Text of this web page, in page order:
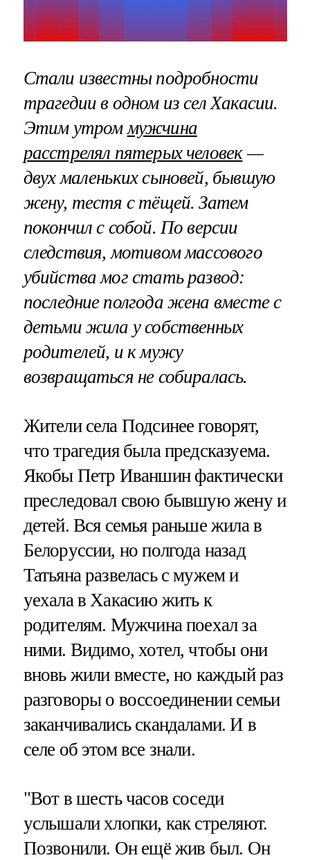
Стали известны подробности
трагедии в одном из сел Хакасии.
Этим утроммужчина
расстрелял пятерых человек—
двух маленьких сыновей, бывшую
жену, тестя с тёщей. Затем
покончил с собой. По версии
следствия, мотивом массового
убийства мог стать развод:
последние полгода жена вместе с
детьми жила у собственных
родителей, и к мужу
возвращаться не собиралась.
Жители села Подсинее говорят,
что трагедия была предсказуема.
Якобы Петр Иваншин фактически
преследовал свою бывшую жену и
детей. Вся семья раньше жила в
Белоруссии, но полгода назад
Татьяна развелась с мужем и
уехала в Хакасию жить к
родителям. Мужчина поехал за
ними. Видимо, хотел, чтобы они
вновь жили вместе, но каждый раз
разговоры о воссоединении семьи
заканчивались скандалами. И в
селе об этом все знали.
"Вот в шесть часов соседи
услышали хлопки, как стреляют.
Позвонили. Он ещё жив был. Он